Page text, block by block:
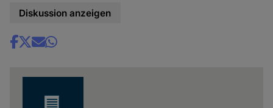
Diskussion anzeigen
Share